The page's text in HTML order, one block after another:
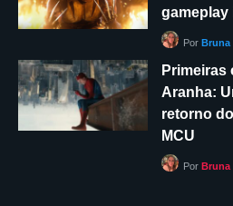
gameplay
PorBruna
Primeiras
Aranha:
retorno
MCU
PorBruna